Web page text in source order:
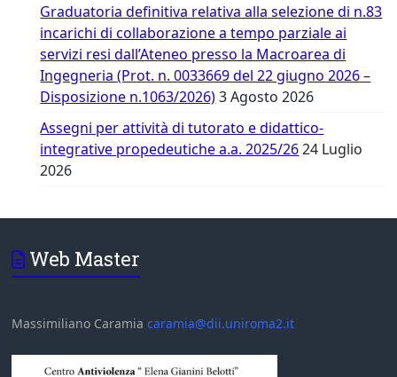
Graduatoria definitiva relativa alla selezione di n.83
incarichi di collaborazione a tempo parziale ai
servizi resi dall’Ateneo presso la Macroarea di
Ingegneria (Prot. n. 0033669 del 22 giugno 2026 –
Disposizione n.1063/2026) 3 Agosto 2026
Assegni per attività di tutorato e didattico-
integrative propedeutiche a.a. 2025/26 24 Luglio
2026
Web Master
Massimiliano Caramiacaramia@dii.uniroma2.it